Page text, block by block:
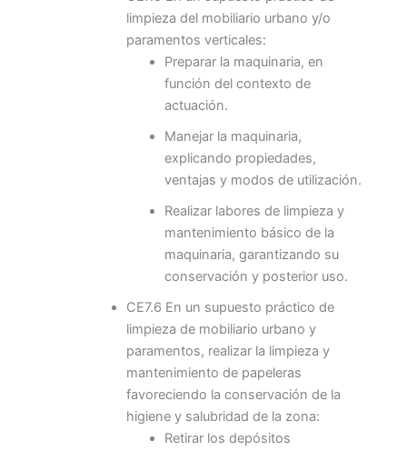
limpieza del mobiliario urbano y/o
paramentos verticales:
Preparar la maquinaria, en
función del contexto de
actuación.
Manejar la maquinaria,
explicando propiedades,
ventajas y modos de utilización.
Realizar labores de limpieza y
mantenimiento básico de la
maquinaria, garantizando su
conservación y posterior uso.
CE7.6 En un supuesto práctico de
limpieza de mobiliario urbano y
paramentos, realizar la limpieza y
mantenimiento de papeleras
favoreciendo la conservación de la
higiene y salubridad de la zona:
Retirar los depósitos